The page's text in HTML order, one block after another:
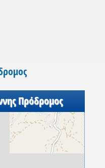
Πρόδρομος